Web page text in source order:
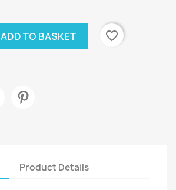
ADD TO BASKET favorite_border
Product Details